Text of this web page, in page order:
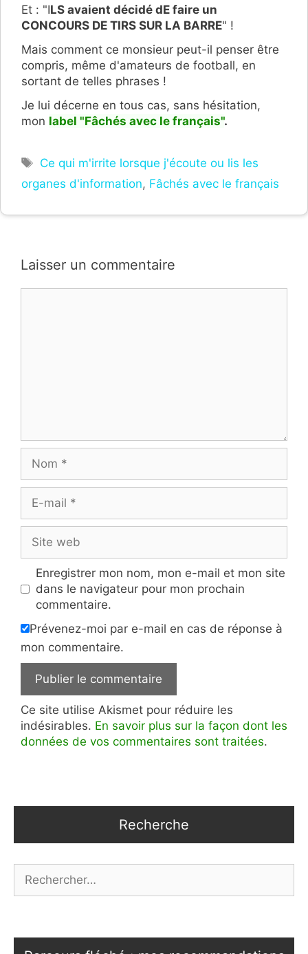
Et : "ILS avaient décidé dE faire un
CONCOURS DE TIRS SUR LA BARRE" !
Mais comment ce monsieur peut-il penser être
compris, même d'amateurs de football, en
sortant de telles phrases !
Je lui décerne en tous cas, sans hésitation,
mon label "Fâchés avec le français".
Étiquettes
Ce qui m'irrite lorsque j'écoute ou lis les
organes d'information, Fâchés avec le français
Laisser un commentaire
mail
web
Enregistrer mon nom, mon e-mail et mon site
dans le navigateur pour mon prochain
commentaire.
Prévenez-moi par e-mail en cas de réponse à
mon commentaire.
Ce site utilise Akismet pour réduire les
indésirables. En savoir plus sur la façon dont les
données de vos commentaires sont traitées.
Recherche